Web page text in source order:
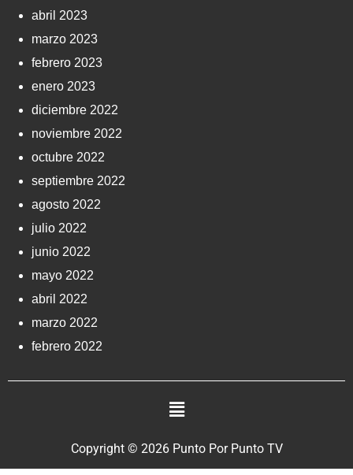
abril 2023
marzo 2023
febrero 2023
enero 2023
diciembre 2022
noviembre 2022
octubre 2022
septiembre 2022
agosto 2022
julio 2022
junio 2022
mayo 2022
abril 2022
marzo 2022
febrero 2022
Copyright © 2026 Punto Por Punto TV